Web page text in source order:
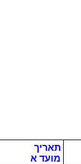
תאריך
מועד א